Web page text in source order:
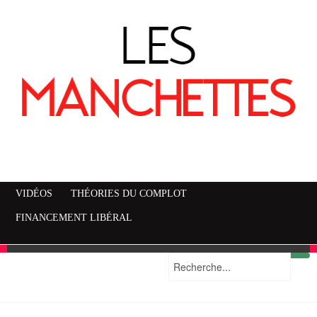
VIDÉOS THÉORIES DU COMPLOT
FINANCEMENT LIBÉRAL